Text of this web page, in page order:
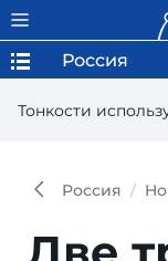
Тонкости
Россия
Россия